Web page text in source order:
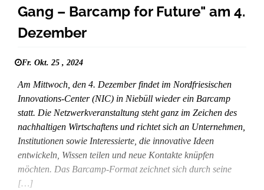
Gang – Barcamp for Future" am 4.
Dezember
Fr. Okt. 25 , 2024
Am Mittwoch, den 4. Dezember findet im Nordfriesischen
Innovations-Center (NIC) in Niebüll wieder ein Barcamp
statt. Die Netzwerkveranstaltung steht ganz im Zeichen des
nachhaltigen Wirtschaftens und richtet sich an Unternehmen,
Institutionen sowie Interessierte, die innovative Ideen
entwickeln, Wissen teilen und neue Kontakte knüpfen
möchten. Das Barcamp-Format zeichnet sich durch seine
[…]